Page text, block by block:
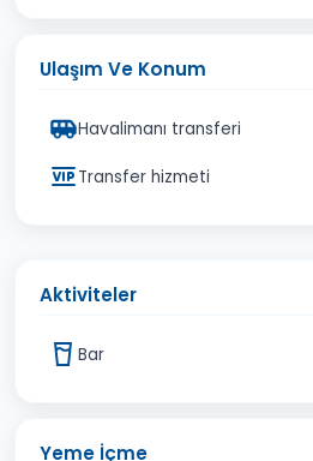
Ulaşım Ve Konum
Havalimanı transferi
Transfer hizmeti
Aktiviteler
Bar
Yeme İçme